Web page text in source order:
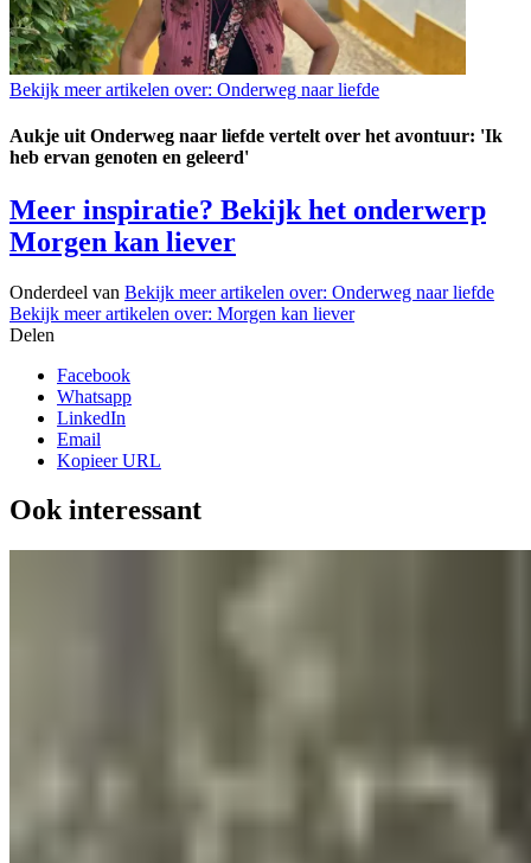
Bekijk meer artikelen over: Onderweg naar liefde
Aukje uit Onderweg naar liefde vertelt over het avontuur: 'Ik
heb ervan genoten en geleerd'
Meer inspiratie? Bekijk het onderwerp
Morgen kan liever
Onderdeel van Bekijk meer artikelen over: Onderweg naar liefde
Bekijk meer artikelen over: Morgen kan liever
Delen
Facebook
Whatsapp
LinkedIn
Email
Kopieer URL
Ook interessant